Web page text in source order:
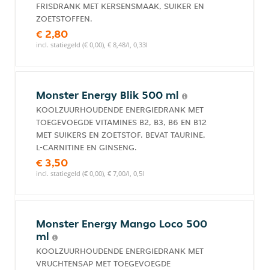
FRISDRANK MET KERSENSMAAK, SUIKER EN
ZOETSTOFFEN.
€ 2,80
incl. statiegeld (€ 0,00), € 8,48/l, 0,33l
Monster Energy Blik 500 ml
KOOLZUURHOUDENDE ENERGIEDRANK MET
TOEGEVOEGDE VITAMINES B2, B3, B6 EN B12
MET SUIKERS EN ZOETSTOF. BEVAT TAURINE,
L-CARNITINE EN GINSENG.
€ 3,50
incl. statiegeld (€ 0,00), € 7,00/l, 0,5l
Monster Energy Mango Loco 500
ml
KOOLZUURHOUDENDE ENERGIEDRANK MET
VRUCHTENSAP MET TOEGEVOEGDE